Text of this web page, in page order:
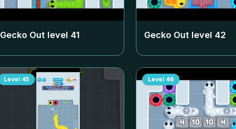
Gecko Out level 41 Gecko Out level 42
Level 45 Level 46